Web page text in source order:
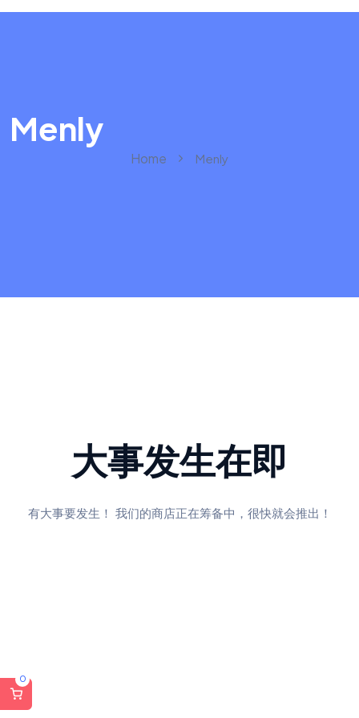
Menly
Home Menly
大事发生在即
有大事要发生！ 我们的商店正在筹备中，很快就会推出！
0